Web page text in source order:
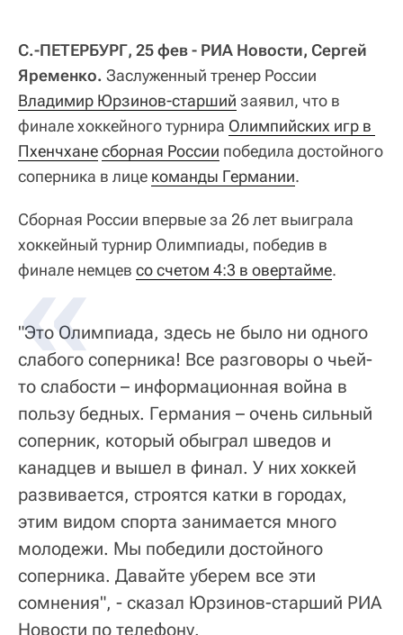
С.-ПЕТЕРБУРГ, 25 фев - РИА Новости, Сергей
Яременко. Заслуженный тренер России
Владимир Юрзинов-старший заявил, что в
финале хоккейного турнира Олимпийских игр в
Пхенчханесборная России победила достойного
соперника в лице команды Германии.
Сборная России впервые за 26 лет выиграла
хоккейный турнир Олимпиады, победив в
финале немцев со счетом 4:3 в овертайме.
"Это Олимпиада, здесь не было ни одного
слабого соперника! Все разговоры о чьей-
то слабости – информационная война в
пользу бедных. Германия – очень сильный
соперник, который обыграл шведов и
канадцев и вышел в финал. У них хоккей
развивается, строятся катки в городах,
этим видом спорта занимается много
молодежи. Мы победили достойного
соперника. Давайте уберем все эти
сомнения", - сказал Юрзинов-старший РИА
Новости по телефону.